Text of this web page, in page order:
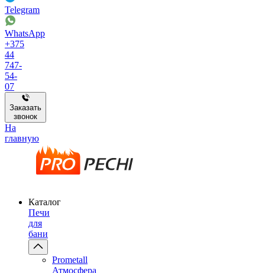
Telegram
WhatsApp
+375
44
747-
54-
07
Заказать
звонок
На
главную
Каталог
Печи
для
бани
Prometall
Атмосфера